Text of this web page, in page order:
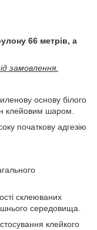
66 метрів, а
замовлення.
основу білого
клейовим шаром.
початкову адгезію
склеюваних
середовища.
клейкого